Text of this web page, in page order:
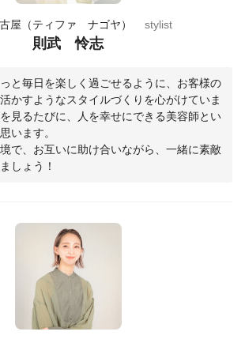
屋（ティファ ナゴヤ） stylist
則武 怜志
と毎日を楽しく過ごせるように、お客様の
かすようなスタイルづくりを心がけていま
見るたびに、人を幸せにできる美容師とい
います。
で、お互いに助け合いながら、一緒に素敵
しょう！